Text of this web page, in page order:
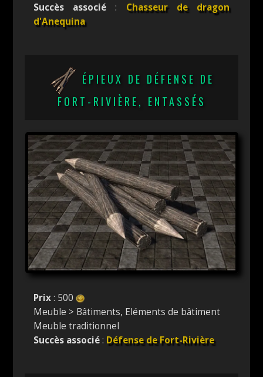
Succès associé : Chasseur de dragon
d'Anequina
ÉPIEUX DE DÉFENSE DE
FORT-RIVIÈRE, ENTASSÉS
Prix: 500
Meuble > Bâtiments, Eléments de bâtiment
Meuble traditionnel
Succès associé: Défense de Fort-Rivière